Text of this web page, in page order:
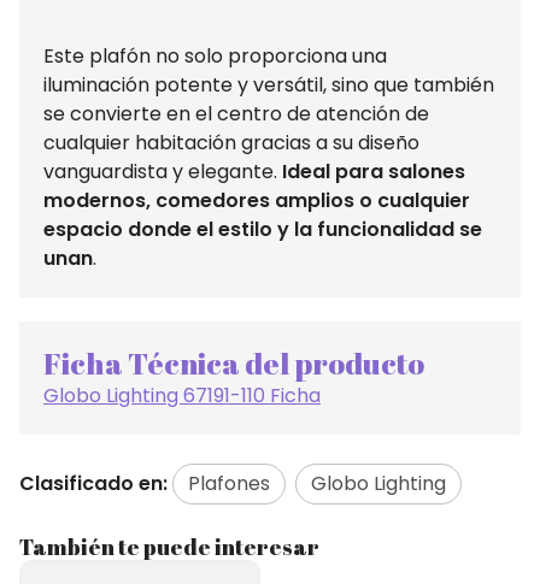
Este plafón no solo proporciona una
iluminación potente y versátil, sino que también
se convierte en el centro de atención de
cualquier habitación gracias a su diseño
vanguardista y elegante. Ideal para salones
modernos, comedores amplios o cualquier
espacio donde el estilo y la funcionalidad se
unan.
Ficha Técnica del producto
Globo Lighting 67191-110 Ficha
Clasificado en: Plafones Globo Lighting
También te puede interesar